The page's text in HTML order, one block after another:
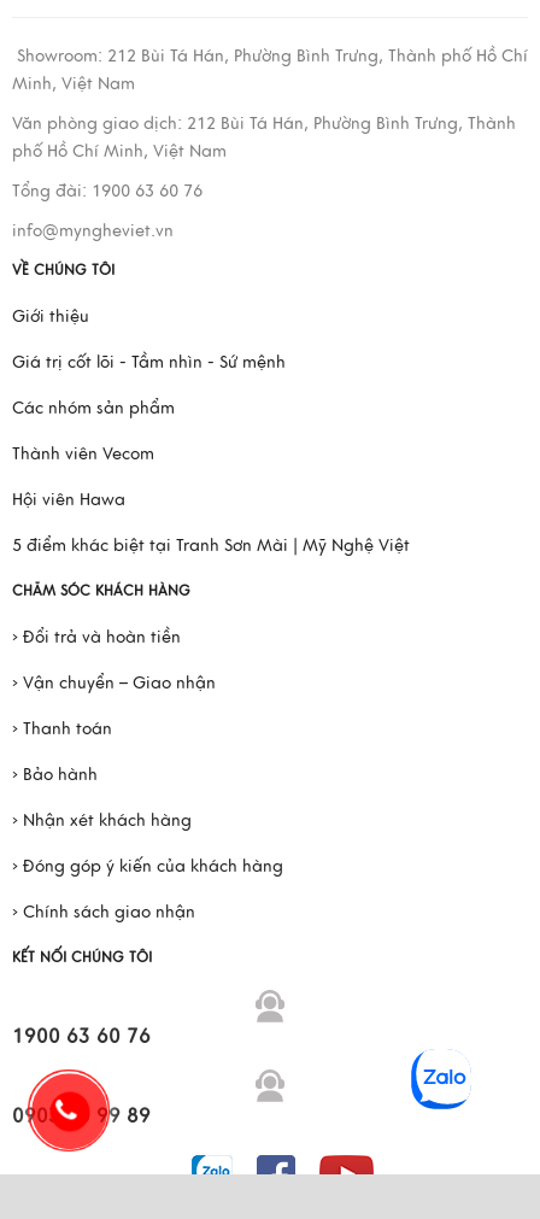
Showroom: 212 Bùi Tá Hán, Phường Bình Trưng, Thành phố Hồ Chí
Minh, Việt Nam
Văn phòng giao dịch: 212 Bùi Tá Hán, Phường Bình Trưng, Thành
phố Hồ Chí Minh, Việt Nam
Tổng đài: 1900 63 60 76
info@myngheviet.vn
VỀ CHÚNG TÔI
Giới thiệu
Giá trị cốt lõi - Tầm nhìn - Sứ mệnh
Các nhóm sản phẩm
Thành viên Vecom
Hội viên Hawa
5 điểm khác biệt tại Tranh Sơn Mài | Mỹ Nghệ Việt
CHĂM SÓC KHÁCH HÀNG
› Đổi trả và hoàn tiền
› Vận chuyển – Giao nhận
› Thanh toán
› Bảo hành
› Nhận xét khách hàng
› Đóng góp ý kiến của khách hàng
› Chính sách giao nhận
KẾT NỐI CHÚNG TÔI
1900 63 60 76
0903 30 99 89